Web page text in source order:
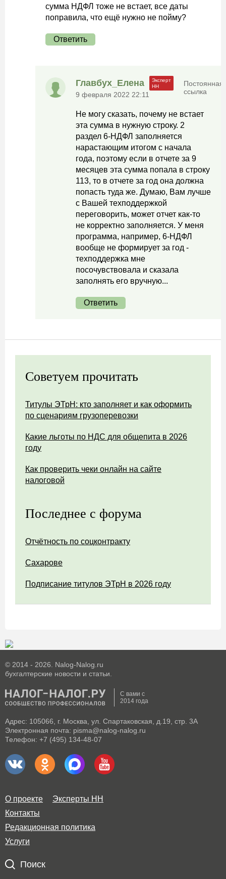
сумма НДФЛ тоже не встает, все даты
поправила, что ещё нужно не пойму?
Ответить
Главбух_Елена
9 февраля 2022 22:11
Постоянная
ссылка
Не могу сказать, почему не встает
эта сумма в нужную строку. 2
раздел 6-НДФЛ заполняется
нарастающим итогом с начала
года, поэтому если в отчете за 9
месяцев эта сумма попала в строку
113, то в отчете за год она должна
попасть туда же. Думаю, Вам лучше
с Вашей техподдержкой
переговорить, может отчет как-то
не корректно заполняется. У меня
программа, например, 6-НДФЛ
вообще не формирует за год -
техподдержка мне
посочувствовала и сказала
заполнять его вручную...
Ответить
Советуем прочитать
Титулы ЭТрН: кто заполняет и как оформить
по сценариям грузоперевозки
Какие льготы по НДС для общепита в 2026
году
Как проверить чеки онлайн на сайте
налоговой
Последнее с форума
Отчётность по соцконтракту
Сахарове
Подписание титулов ЭТрН в 2026 году
© 2014 - 2026. Nalog-Nalog.ru
бухгалтерские новости и статьи.
С вами с
2014 года
Адрес: 105066, г. Москва, ул. Спартаковская, д.19, стр. 3А
Электронная почта: pisma@nalog-nalog.ru
Телефон: +7 (495) 134-48-07
О проекте
Эксперты НН
Контакты
Редакционная политика
Услуги
Поиск